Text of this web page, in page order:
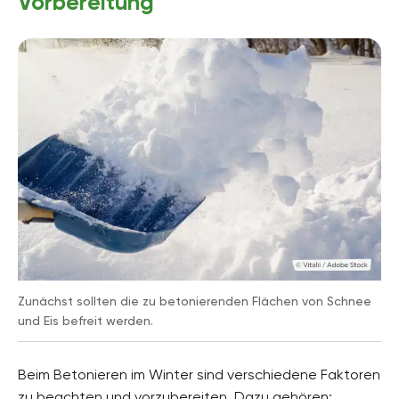
Zunächst sollten die zu betonierenden Flächen von Schnee
und Eis befreit werden.
Beim Betonieren im Winter sind verschiedene Faktoren